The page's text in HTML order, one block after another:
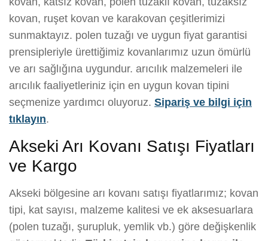
kovan, ruşet kovan ve karakovan çeşitlerimizi
sunmaktayız. polen tuzağı ve uygun fiyat garantisi
prensipleriyle ürettiğimiz kovanlarımız uzun ömürlü
ve arı sağlığına uygundur. arıcılık malzemeleri ile
arıcılık faaliyetleriniz için en uygun kovan tipini
seçmenize yardımcı oluyoruz. Sipariş ve bilgi için
tıklayın.
Akseki Arı Kovanı Satışı Fiyatları
ve Kargo
Akseki bölgesine arı kovanı satışı fiyatlarımız; kovan
tipi, kat sayısı, malzeme kalitesi ve ek aksesuarlara
(polen tuzağı, şurupluk, yemlik vb.) göre değişkenlik